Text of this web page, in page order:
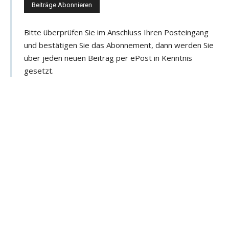
-
M
a
i
Bitte überprüfen Sie im Anschluss Ihren Posteingang
und bestätigen Sie das Abonnement, dann werden Sie
über jeden neuen Beitrag per ePost in Kenntnis
gesetzt.